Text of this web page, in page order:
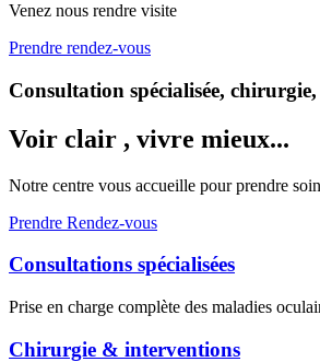
Venez nous rendre visite
Prendre rendez-vous
Consultation spécialisée,
Voir clair , vivre mieux...
Notre centre vous accueille pour prendre
Prendre Rendez-vous
Consultations spécialisées
Prise en charge complète des maladies
Chirurgie & interventions